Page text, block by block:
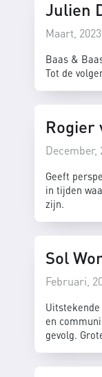
Julien
Maart, 2023
Baas &
Tot de
Rogier
December,
Geeft
in tijden
zijn.
Sol
Februari,
en
gevolg.